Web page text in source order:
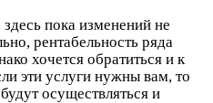
пока изменений не
рентабельность ряда
хочется обратиться и к
эти услуги нужны вам, то
осуществляться и